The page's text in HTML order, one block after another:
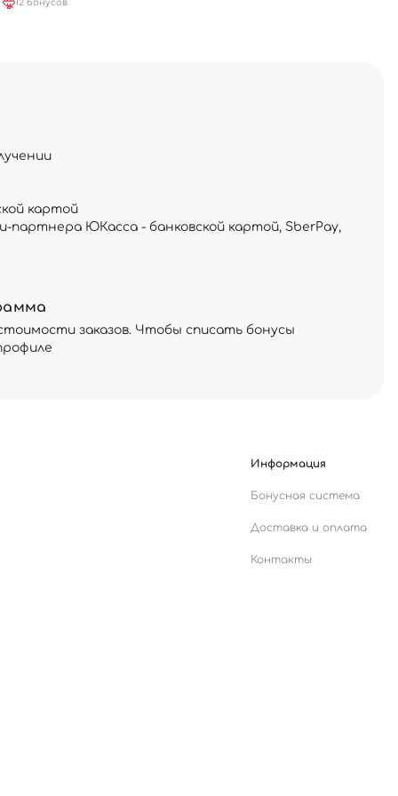
12 бонусов
картой
партнера ЮКасса - банковской картой, SberPay,
заказов. Чтобы списать бонусы
Информация
Бонусная система
Доставка и оплата
Контакты